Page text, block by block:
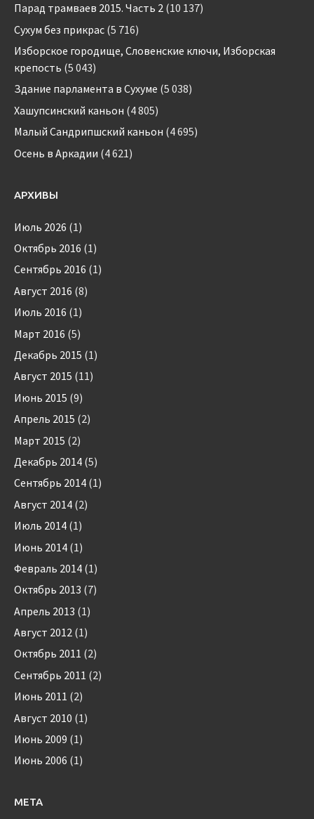
Парад трамваев 2015. Часть 2 (10 137)
Сухум без прикрас (5 716)
Изборское городище, Словенские ключи, Изборская
крепость (5 043)
Здание парламента в Сухуме (5 038)
Хашупсинский каньон (4 805)
Малый Сандрипшский каньон (4 695)
Осень в Аркадии (4 621)
АРХИВЫ
Июль 2026 (1)
Октябрь 2016 (1)
Сентябрь 2016 (1)
Август 2016 (8)
Июль 2016 (1)
Март 2016 (5)
Декабрь 2015 (1)
Август 2015 (11)
Июнь 2015 (9)
Апрель 2015 (2)
Март 2015 (2)
Декабрь 2014 (5)
Сентябрь 2014 (1)
Август 2014 (2)
Июль 2014 (1)
Июнь 2014 (1)
Февраль 2014 (1)
Октябрь 2013 (7)
Апрель 2013 (1)
Август 2012 (1)
Октябрь 2011 (2)
Сентябрь 2011 (2)
Июнь 2011 (2)
Август 2010 (1)
Июнь 2009 (1)
Июнь 2006 (1)
МЕТА